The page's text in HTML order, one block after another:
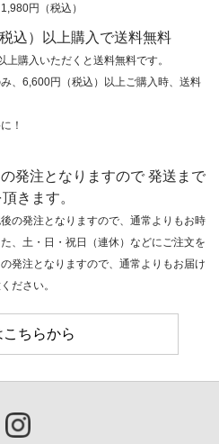
円（税込）
込）以上購入で送料無料
購入いただくと送料無料です。
、6,600円（税込）以上ご購入時、送料
！
発注となりますので 発送まで
きます。
の発注となりますので、通常よりもお時
、土・日・祝日（連休）などにご注文を
発注となりますので、通常よりもお届け
ださい。
ちらから